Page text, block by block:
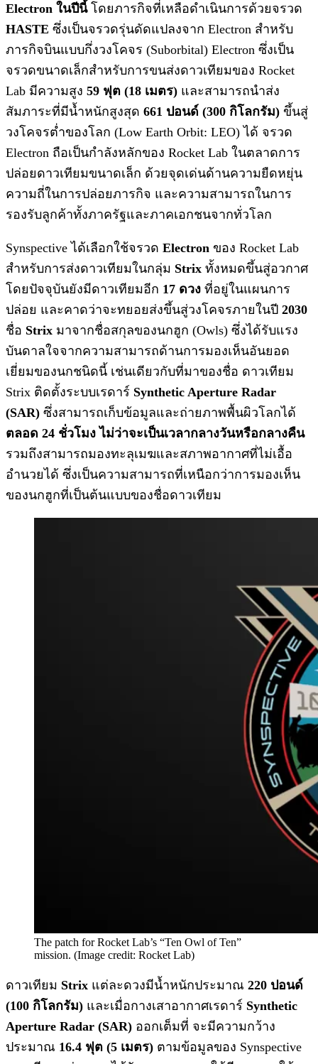
Electron ในปีนี้โดยภารกิจที่เหลือดำเนินการด้วยจรวด
HASTE ซึ่งเป็นจรวดรุ่นดัดแปลงจาก Electron สำหรับ
ภารกิจบินแบบกึ่งวงโคจร (Suborbital) Electron ซึ่งเป็น
จรวดขนาดเล็กสำหรับการขนส่งดาวเทียมของ Rocket
Lab มีความสูง 59 ฟุต (18 เมตร) และสามารถนำส่ง
สัมภาระที่มีน้ำหนักสูงสุด 661 ปอนด์ (300 กิโลกรัม) ขึ้นสู่
วงโคจรต่ำของโลก (Low Earth Orbit: LEO) ได้ จรวด
Electron ถือเป็นกำลังหลักของ Rocket Lab ในตลาดการ
ปล่อยดาวเทียมขนาดเล็ก ด้วยจุดเด่นด้านความยืดหยุ่น
ความถี่ในการปล่อยภารกิจ และความสามารถในการ
รองรับลูกค้าทั้งภาครัฐและภาคเอกชนจากทั่วโลก
Synspective ได้เลือกใช้จรวด Electron ของ Rocket Lab
สำหรับการส่งดาวเทียมในกลุ่ม Strix ทั้งหมดขึ้นสู่อวกาศ
โดยปัจจุบันยังมีดาวเทียมอีก 17 ดวง ที่อยู่ในแผนการ
ปล่อย และคาดว่าจะทยอยส่งขึ้นสู่วงโคจรภายในปี 2030
ชื่อ Strix มาจากชื่อสกุลของนกฮูก (Owls) ซึ่งได้รับแรง
บันดาลใจจากความสามารถด้านการมองเห็นอันยอด
เยี่ยมของนกชนิดนี้ เช่นเดียวกับที่มาของชื่อ ดาวเทียม
Strix ติดตั้งระบบเรดาร์ Synthetic Aperture Radar
(SAR) ซึ่งสามารถเก็บข้อมูลและถ่ายภาพพื้นผิวโลกได้
ตลอด 24 ชั่วโมง ไม่ว่าจะเป็นเวลากลางวันหรือกลางคืน
รวมถึงสามารถมองทะลุเมฆและสภาพอากาศที่ไม่เอื้อ
อำนวยได้ ซึ่งเป็นความสามารถที่เหนือกว่าการมองเห็น
ของนกฮูกที่เป็นต้นแบบของชื่อดาวเทียม
The patch for Rocket Lab’s “Ten Owl of Ten”
mission. (Image credit: Rocket Lab)
ดาวเทียม Strix แต่ละดวงมีน้ำหนักประมาณ 220 ปอนด์
(100 กิโลกรัม) และเมื่อกางเสาอากาศเรดาร์ Synthetic
Aperture Radar (SAR) ออกเต็มที่ จะมีความกว้าง
ประมาณ 16.4 ฟุต (5 เมตร) ตามข้อมูลของ Synspective